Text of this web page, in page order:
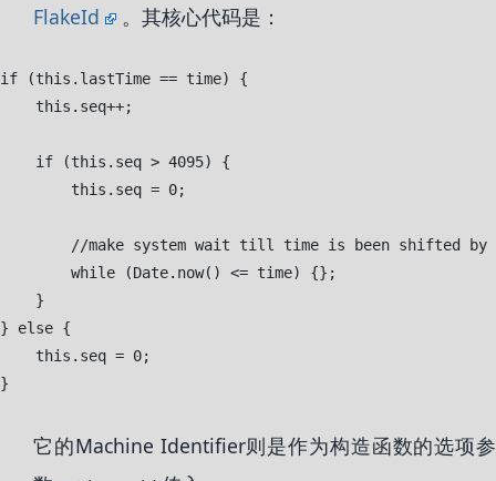
FlakeId
。其核心代码是：
if (this.lastTime == time) {
    this.seq++;
    if (this.seq > 4095) {
        this.seq = 0;
//make system wait till time is been shifted by
        while (Date.now() <= time) {};
    }
} else {
    this.seq = 0;
它的Machine Identifier则是作为构造函数的选项参